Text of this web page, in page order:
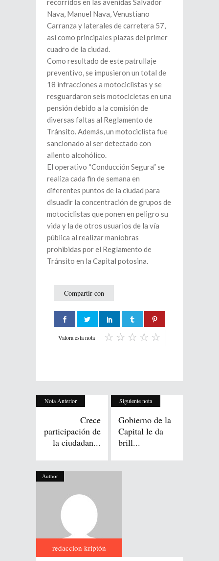
recorridos en las avenidas Salvador
Nava, Manuel Nava, Venustiano
Carranza y laterales de carretera 57,
así como principales plazas del primer
cuadro de la ciudad.
Como resultado de este patrullaje
preventivo, se impusieron un total de
18 infracciones a motociclistas y se
resguardaron seis motocicletas en una
pensión debido a la comisión de
diversas faltas al Reglamento de
Tránsito. Además, un motociclista fue
sancionado al ser detectado con
aliento alcohólico.
El operativo “Conducción Segura” se
realiza cada fin de semana en
diferentes puntos de la ciudad para
disuadir la concentración de grupos de
motociclistas que ponen en peligro su
vida y la de otros usuarios de la vía
pública al realizar maniobras
prohibidas por el Reglamento de
Tránsito en la Capital potosina.
Compartir con
Valora esta nota
Nota Anterior
Crece
participación de
la ciudadan...
Siguiente nota
Gobierno de la
Capital le da
brill...
Author
redaccion kriptón